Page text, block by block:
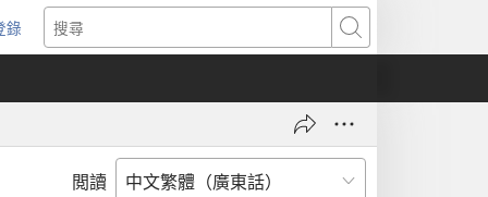
錄
開
搜
尋
閲讀